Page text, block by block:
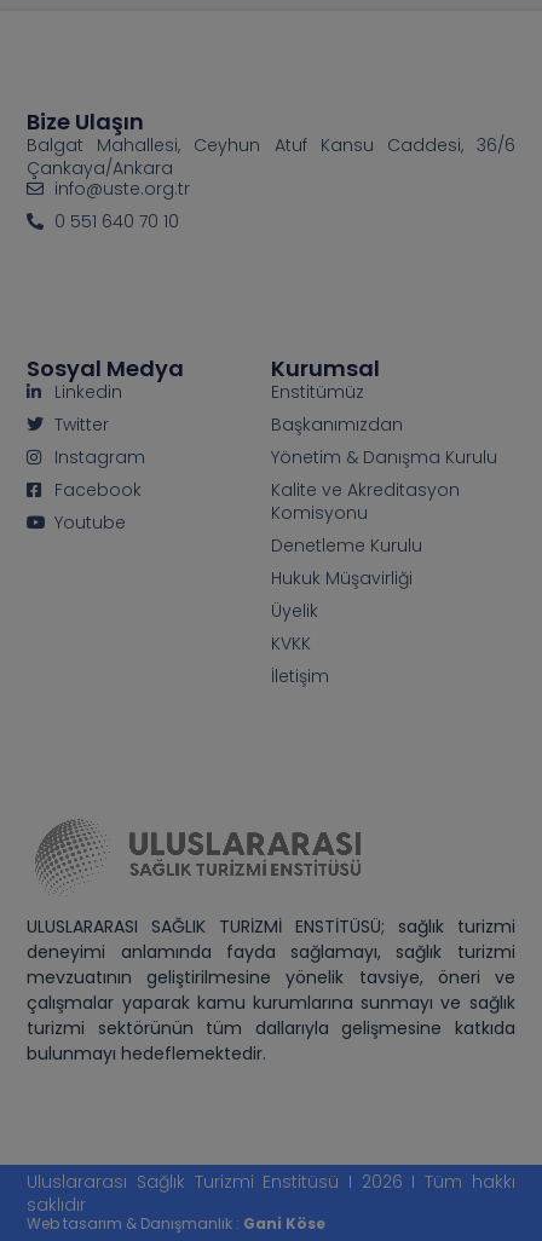
ULUSLARARASI SAĞLIK TURİZMİ ENSTİTÜSÜ; sağlık turizmi
deneyimi anlamında fayda sağlamayı, sağlık turizmi
mevzuatının geliştirilmesine yönelik tavsiye, öneri ve
çalışmalar yaparak kamu kurumlarına sunmayı ve sağlık
turizmi sektörünün tüm dallarıyla gelişmesine katkıda
bulunmayı hedeflemektedir.
Kurumsal
Enstitümüz
Başkanımızdan
Yönetim & Danışma Kurulu
Kalite ve Akreditasyon
Komisyonu
Denetleme Kurulu
Hukuk Müşavirliği
Üyelik
KVKK
İletişim
Sosyal Medya
Linkedin
Twitter
Instagram
Facebook
Youtube
Bize Ulaşın
Balgat Mahallesi, Ceyhun Atuf Kansu Caddesi, 36/6
Çankaya/Ankara
info@uste.org.tr
0 551 640 70 10
Uluslararası Sağlık Turizmi Enstitüsü I 2026 I Tüm hakkı
saklıdır
Web tasarım & Danışmanlık : Gani Köse